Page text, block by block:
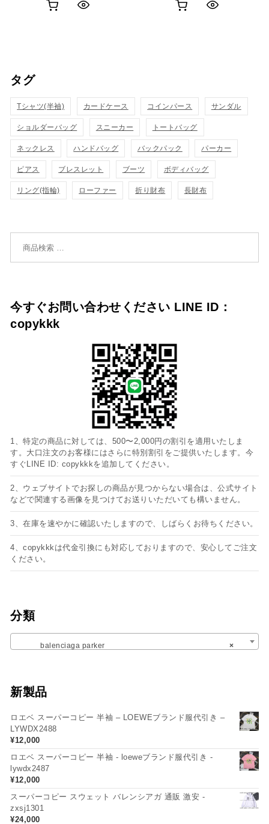
タグ
Tシャツ(半袖) カードケース コインパース サンダル
ショルダーバッグ スニーカー トートバッグ
ネックレス ハンドバッグ バックパック パーカー
ピアス ブレスレット ブーツ ボディバッグ
リング(指輪) ローファー 折り財布 長財布
今すぐお問い合わせください LINE ID：
copykkk
1、特定の商品に対しては、500〜2,000円の割引を適用いたしま
す。大口注文のお客様にはさらに特別割引をご提供いたします。今
すぐLINE ID: copykkkを追加してください。
2、ウェブサイトでお探しの商品が見つからない場合は、公式サイト
などで関連する画像を見つけてお送りいただいても構いません。
3、在庫を速やかに確認いたしますので、しばらくお待ちください。
4、copykkkは代金引換にも対応しておりますので、安心してご注文
ください。
分類
×
balenciaga parker
新製品
ロエベ スーパーコピー 半袖 – LOEWEブランド服代引き –
LYWDX2488
¥12,000
ロエベ スーパーコピー 半袖 - loeweブランド服代引き -
lywdx2487
¥12,000
スーパーコピー スウェット バレンシアガ 通販 激安 -
zxsj1301
¥24,000